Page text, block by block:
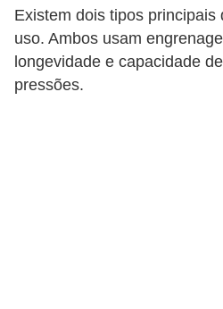
Existem dois tipos principais
uso. Ambos usam
longevidade e capacidade
pressões.
s
c